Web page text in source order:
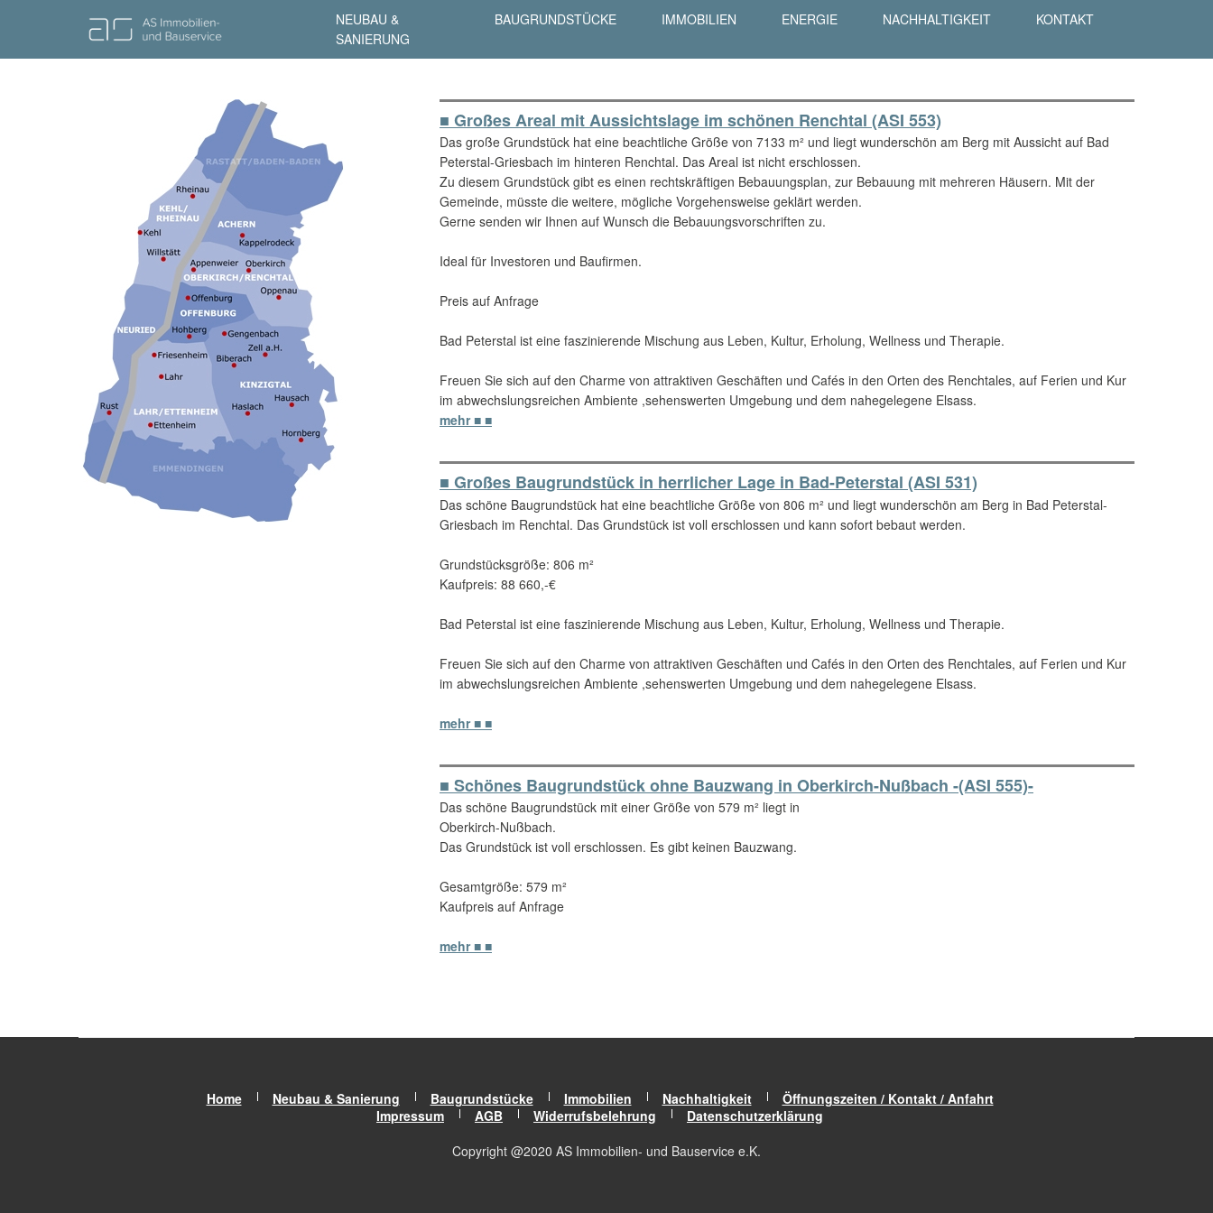
NEUBAU &
SANIERUNG
BAUGRUNDSTÜCKE IMMOBILIEN ENERGIE NACHHALTIGKEIT KONTAKT
■ Großes Areal mit Aussichtslage im schönen Renchtal (ASI 553)
Das große Grundstück hat eine beachtliche Größe von 7133 m² und liegt wunderschön am Berg mit Aussicht auf Bad
Peterstal-Griesbach im hinteren Renchtal. Das Areal ist nicht erschlossen.
Zu diesem Grundstück gibt es einen rechtskräftigen Bebauungsplan, zur Bebauung mit mehreren Häusern. Mit der
Gemeinde, müsste die weitere, mögliche Vorgehensweise geklärt werden.
Gerne senden wir Ihnen auf Wunsch die Bebauungsvorschriften zu.
Ideal für Investoren und Baufirmen.
Preis auf Anfrage
Bad Peterstal ist eine faszinierende Mischung aus Leben, Kultur, Erholung, Wellness und Therapie.
Freuen Sie sich auf den Charme von attraktiven Geschäften und Cafés in den Orten des Renchtales, auf Ferien und Kur
im abwechslungsreichen Ambiente ,sehenswerten Umgebung und dem nahegelegene Elsass.
mehr ■ ■
■ Großes Baugrundstück in herrlicher Lage in Bad-Peterstal (ASI 531)
Das schöne Baugrundstück hat eine beachtliche Größe von 806 m² und liegt wunderschön am Berg in Bad Peterstal-
Griesbach im Renchtal. Das Grundstück ist voll erschlossen und kann sofort bebaut werden.
Grundstücksgröße: 806 m²
Kaufpreis: 88 660,-€
Bad Peterstal ist eine faszinierende Mischung aus Leben, Kultur, Erholung, Wellness und Therapie.
Freuen Sie sich auf den Charme von attraktiven Geschäften und Cafés in den Orten des Renchtales, auf Ferien und Kur
im abwechslungsreichen Ambiente ,sehenswerten Umgebung und dem nahegelegene Elsass.
mehr ■ ■
■ Schönes Baugrundstück ohne Bauzwang in Oberkirch-Nußbach -(ASI 555)-
Das schöne Baugrundstück mit einer Größe von 579 m² liegt in
Oberkirch-Nußbach.
Das Grundstück ist voll erschlossen. Es gibt keinen Bauzwang.
Gesamtgröße: 579 m²
Kaufpreis auf Anfrage
mehr ■ ■
Home Neubau & Sanierung Baugrundstücke Immobilien Nachhaltigkeit
Öffnungszeiten / Kontakt / Anfahrt
Impressum
AGB Widerrufsbelehrung
Datenschutzerklärung
Copyright @2020 AS Immobilien- und Bauservice e.K.